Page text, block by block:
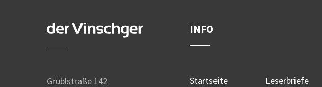
Grüblstraße 142
INFO
Startseite Leserbriefe